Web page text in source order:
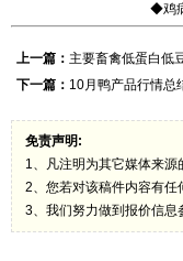
◆鸡
上一篇： 主要畜禽低蛋白低
下一篇： 10月鸭产品行情总
免责声明:
1、凡注明为其它媒体来
2、您若对该稿件内容有
3、我们努力做到报价信